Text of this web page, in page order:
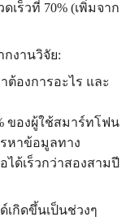
เร็วที่ 70% (เพิ่มจาก
กงานวิจัย:
ต้องการอะไร และ
ของผู้ใช้สมาร์ทโฟน
หาข้อมูลทาง
ด้เร็วกว่าสองสามปี
เกิดขึ้นเป็นช่วงๆ